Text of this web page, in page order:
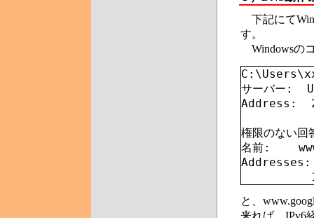
下記にて
す。
Windowsの
サーバー:
Address:
権限のない回
名前:
と、